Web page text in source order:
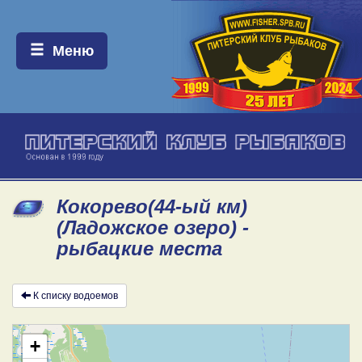
Меню:
Меню
Кокорево(44-ый км)
(Ладожское озеро) -
рыбацкие места
К списку водоемов
+